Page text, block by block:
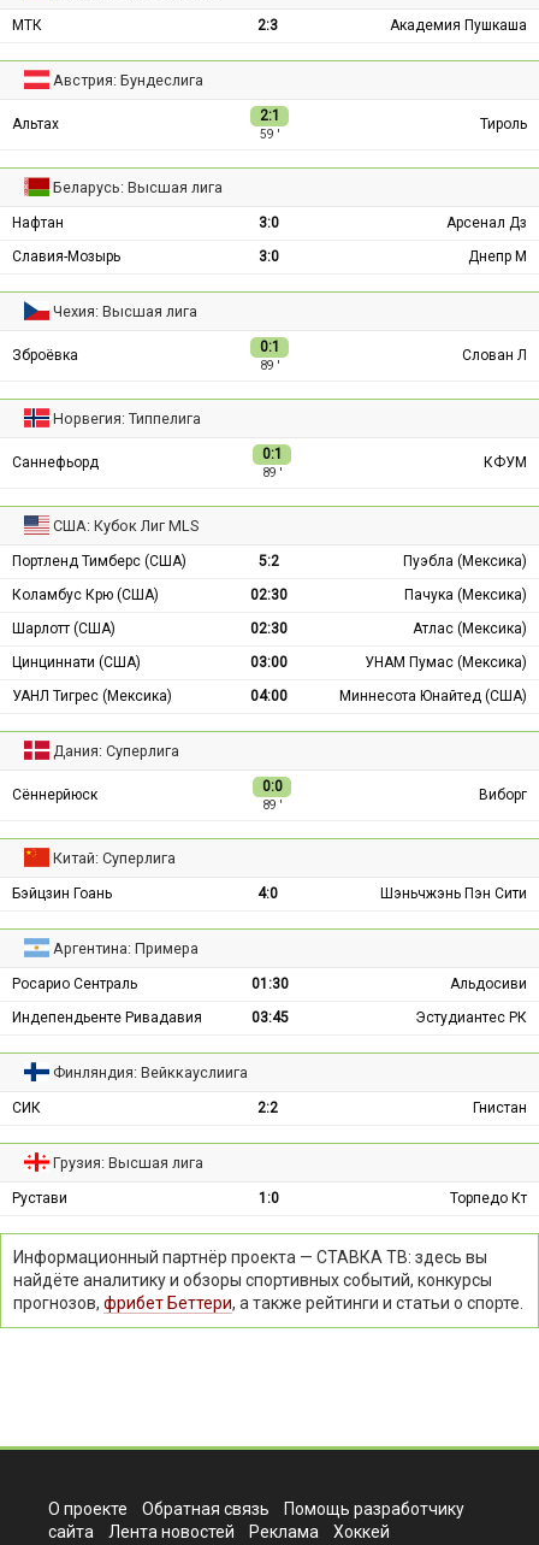
МТК 2:3 Академия Пушкаша
Австрия: Бундеслига
Альтах 2:1
59 ′
Тироль
Беларусь: Высшая лига
Нафтан 3:0
Арсенал Дз
Славия-Мозырь
3:0 Днепр М
Чехия: Высшая лига
Зброёвка 0:1
89 ′
Слован Л
Норвегия: Типпелига
Саннефьорд 0:1
89 ′
КФУМ
США: Кубок Лиг MLS
Портленд Тимберс (США) 5:2
Пуэбла (Мексика)
Коламбус Крю (США)
02:30
Пачука (Мексика)
Шарлотт (США)
02:30
Атлас (Мексика)
Цинциннати (США)
03:00
УНАМ Пумас (Мексика)
УАНЛ Тигрес (Мексика)
04:00 Миннесота Юнайтед (США)
Дания: Суперлига
Сённерйюск 0:0
89 ′
Виборг
Китай: Суперлига
Бэйцзин Гоань 4:0 Шэньчжэнь Пэн Сити
Аргентина: Примера
Росарио Сентраль 01:30
Альдосиви
Индепендьенте Ривадавия
03:45 Эстудиантес РК
Финляндия: Вейккауслиига
СИК 2:2 Гнистан
Грузия: Высшая лига
Рустави 1:0 Торпедо Кт
Информационный партнёр проекта — СТАВКА ТВ: здесь вы
найдёте аналитику и обзоры спортивных событий, конкурсы
прогнозов, фрибет Беттери, а также рейтинги и статьи о спорте.
О проекте Обратная связь
Помощь разработчику
сайта
Лента новостей Реклама Хоккей